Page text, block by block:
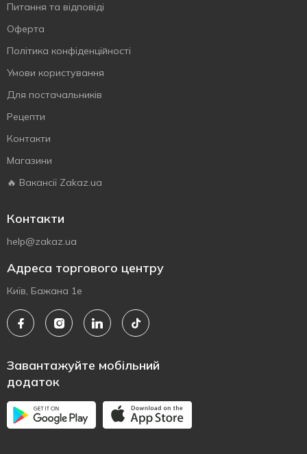
Питання та відповіді
Оферта
Політика конфіденційності
Умови користування
Для постачальників
Рецепти
Контакти
Магазини
🔥 Вакансії Zakaz.ua
Контакти
help@zakaz.ua
Адреса торгового центру
Київ, Бажана 1е
Завантажуйте мобільний
додаток